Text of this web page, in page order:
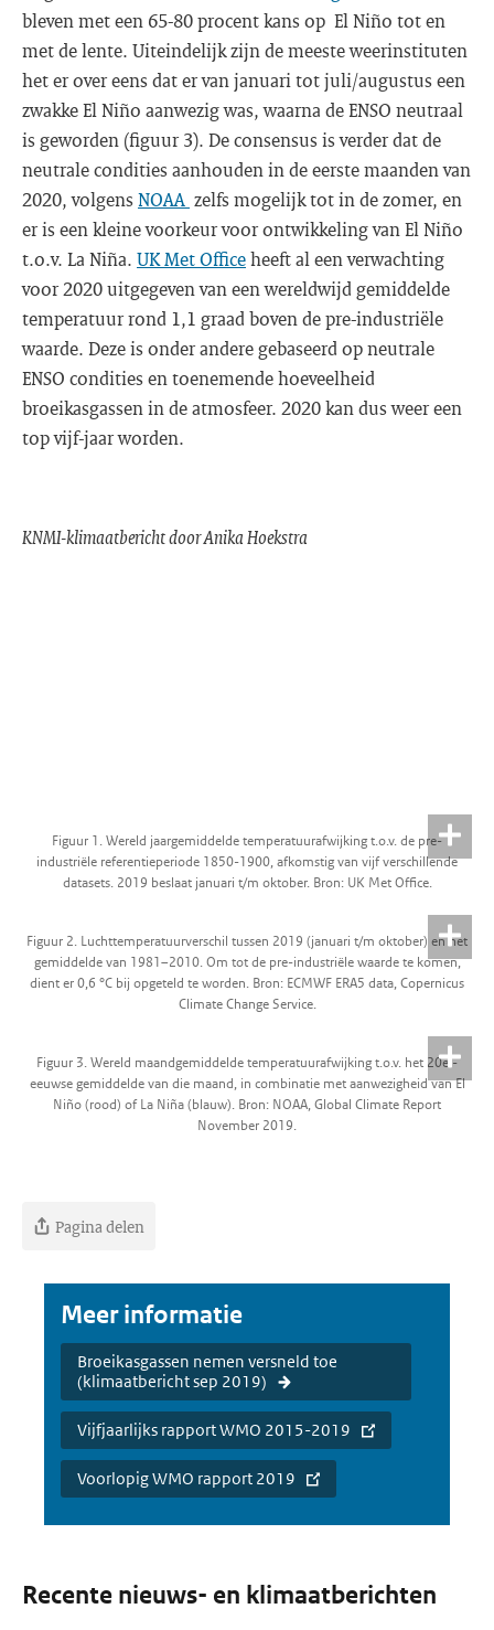
bleven met een 65-80 procent kans op El Niño tot en
met de lente. Uiteindelijk zijn de meeste weerinstituten
het er over eens dat er van januari tot juli/augustus een
zwakke El Niño aanwezig was, waarna de ENSO neutraal
is geworden (figuur 3). De consensus is verder dat de
neutrale condities aanhouden in de eerste maanden van
2020, volgensNOAA zelfs mogelijk tot in de zomer, en
er is een kleine voorkeur voor ontwikkeling van El Niño
t.o.v. La Niña. UK Met Officeheeft al een verwachting
voor 2020 uitgegeven van een wereldwijd gemiddelde
temperatuur rond 1,1 graad boven de pre-industriële
waarde. Deze is onder andere gebaseerd op neutrale
ENSO condities en toenemende hoeveelheid
broeikasgassen in de atmosfeer. 2020 kan dus weer een
top vijf-jaar worden.
KNMI-klimaatbericht door Anika Hoekstra
Figuur 1. Wereld jaargemiddelde temperatuurafwijking t.o.v. de pre-
industriële referentieperiode 1850-1900, afkomstig van vijf verschillende
datasets. 2019 beslaat januari t/m oktober. Bron: UK Met Office.
Figuur 2. Luchttemperatuurverschil tussen 2019 (januari t/m oktober) en het
gemiddelde van 1981–2010. Om tot de pre-industriële waarde te komen,
dient er 0,6 °C bij opgeteld te worden. Bron: ECMWF ERA5 data, Copernicus
Climate Change Service.
Figuur 3. Wereld maandgemiddelde temperatuurafwijking t.o.v. het 20e -
eeuwse gemiddelde van die maand, in combinatie met aanwezigheid van El
Niño (rood) of La Niña (blauw). Bron: NOAA, Global Climate Report
November 2019.
Pagina delen
Meer informatie
Broeikasgassen nemen versneld toe
(klimaatbericht sep 2019)
Vijfjaarlijks rapport WMO 2015-2019
Voorlopig WMO rapport 2019
Recente nieuws- en klimaatberichten